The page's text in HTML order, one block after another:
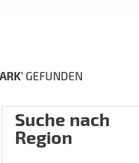
GEFUNDEN
Suche nach
Region